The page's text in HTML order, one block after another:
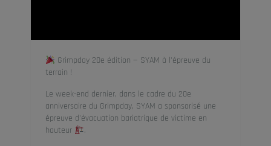
Grimpday 20e édition — SYAM à l'épreuve du
terrain !
Le week-end dernier, dans le cadre du 20e
anniversaire du Grimpday, SYAM a sponsorisé une
épreuve d'évacuation bariatrique de victime en
hauteur
.